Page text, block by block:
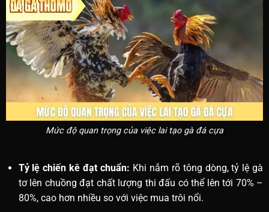
Mức độ quan trọng của việc lai tạo gà đá cựa
Tỷ lệ chiến kê đạt chuẩn: Khi nắm rõ tông dòng, tỷ lệ gà
tơ lên chuồng đạt chất lượng thi đấu có thể lên tới 70% –
80%, cao hơn nhiều so với việc mua trôi nổi.